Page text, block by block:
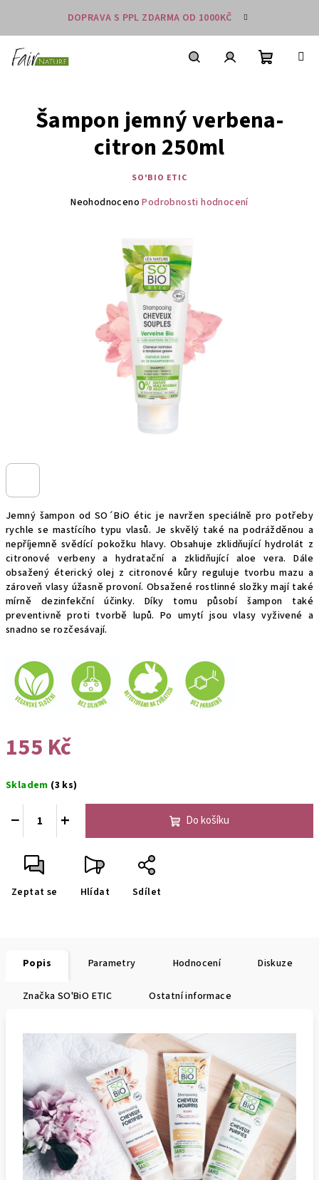
obsah
DOPRAVA S PPL ZDARMA OD 1000KČ
Nákupní
Jemný šampon od SO´BiO étic je navržen speciálně pro potřeby
rychle se mastícího typu vlasů. Je skvělý také na podrážděnou a
nepříjemně svědící pokožku hlavy. Obsahuje zklidňující hydrolát z
citronové verbeny a hydratační a zklidňující aloe vera. Dále
obsažený éterický olej z citronové kůry reguluje tvorbu mazu a
zároveň vlasy úžasně provoní. Obsažené rostlinné složky mají také
mírně dezinfekční účinky. Díky tomu působí šampon také
preventivně proti tvorbě lupů. Po umytí jsou vlasy vyživené a
snadno se rozčesávají.
155 Kč
cena:
Skladem (3 ks)
+
− Do košíku
Zeptat se Hlídat Sdílet
Šampon jemný verbena-
citron 250ml
SO'BIO ETIC
Průměrné
hvězdiček.
Neohodnoceno Podrobnosti hodnocení
Popis Parametry Hodnocení Diskuze
Značka SO'BiO ETIC Ostatní informace